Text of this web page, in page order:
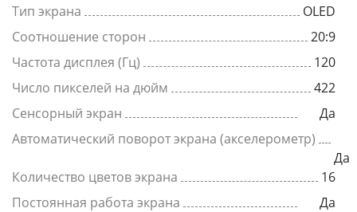
Тип экрана
OLED
Соотношение сторон
20:9
Частота дисплея (Гц)
120
Число пикселей на дюйм
422
Сенсорный экран
Да
Автоматический поворот экрана (акселерометр)
Да
Количество цветов экрана
16
Постоянная работа экрана
Да